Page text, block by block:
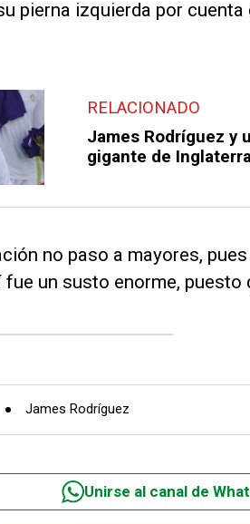
pierna izquierda por
RELACIONADO
James Rodríguez y
gigante de
no paso a mayores,
un susto enorme,
James Rodríguez
Unirse al canal de